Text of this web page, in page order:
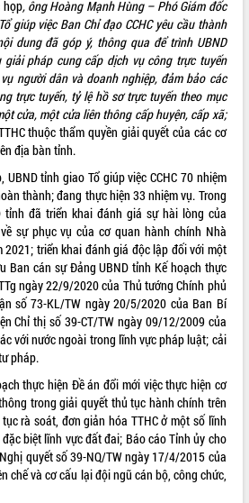
sát
gói
xúc
thích
khẩu
đột
trong
đổi số
hạ
Kỷ
thực
họp, ông Hoàng Mạnh Hùng – Phó Giám đốc
giúp việc Ban Chỉ đạo CCHC yêu cầu thành
dung đã góp ý, thông qua để trình UBND
pháp cung cấp dịch vụ công trực tuyến
người dân và doanh nghiệp, đảm bảo các
trực tuyến, tỷ lệ hồ sơ trực tuyến theo mục
cửa, một cửa liên thông cấp huyện, cấp xã;
thuộc thẩm quyền giải quyết của các cơ
địa bàn tỉnh.
tỉnh giao Tổ giúp việc CCHC 70 nhiệm
thành; đang thực hiện 33 nhiệm vụ. Trong
tỉnh đã triển khai đánh giá sự hài lòng của
sự phục vụ của cơ quan hành chính Nhà
triển khai đánh giá độc lập đối với một
Ban cán sự Đảng UBND tỉnh Kế hoạch thực
ngày 22/9/2020 của Thủ tướng Chính phủ
số 73-KL/TW ngày 20/5/2020 của Ban Bí
Chỉ thị số 39-CT/TW ngày 09/12/2009 của
với nước ngoài trong lĩnh vực pháp luật; cải
pháp.
thực hiện Đề án đổi mới việc thực hiện cơ
trong giải quyết thủ tục hành chính trên
rà soát, đơn giản hóa TTHC ở một số lĩnh
biệt lĩnh vực đất đai; Báo cáo Tỉnh ủy cho
quyết số 39-NQ/TW ngày 17/4/2015 của
chế và cơ cấu lại đội ngũ cán bộ, công chức,